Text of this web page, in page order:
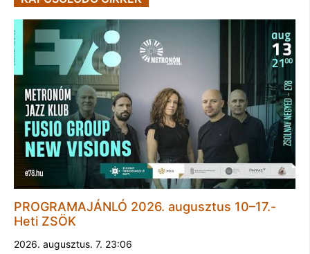
PROGRAMAJÁNLÓ 2026. augusztus 10–17.-
Heti ZSÖK
2026. augusztus. 7. 23:06